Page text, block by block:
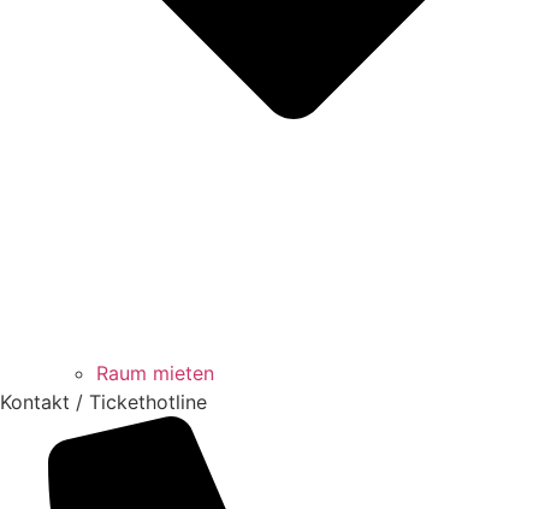
Raum mieten
Kontakt / Tickethotline